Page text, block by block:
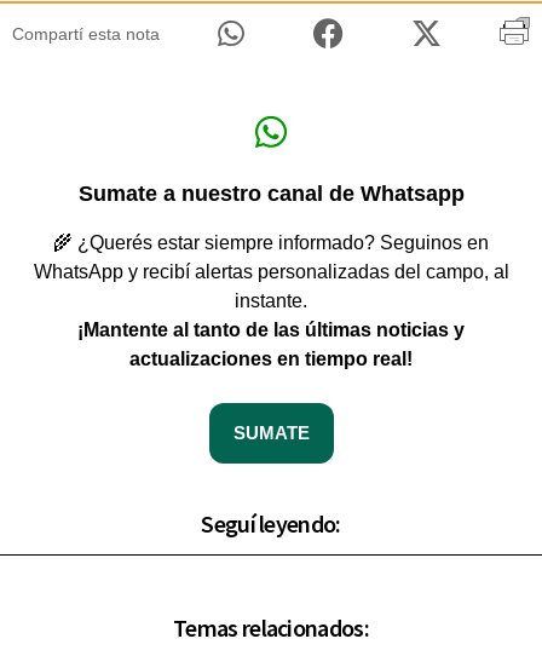
Compartí esta nota
Sumate a nuestro canal de Whatsapp
🌾 ¿Querés estar siempre informado? Seguinos en
WhatsApp y recibí alertas personalizadas del campo, al
instante.
¡Mantente al tanto de las últimas noticias y
actualizaciones en tiempo real!
SUMATE
Seguí leyendo:
Temas relacionados: